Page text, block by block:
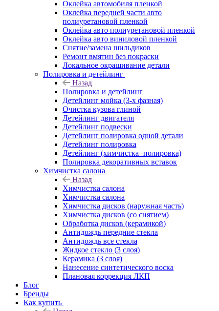
Оклейка автомобиля пленкой
Оклейка передней части авто
полиуретановой пленкой
Оклейка авто полиуретановой пленкой
Оклейка авто виниловой пленкой
Снятие/замена шильдиков
Ремонт вмятин без покраски
Локальное окрашивание детали
Полировка и детейлинг
Назад
Полировка и детейлинг
Детейлинг мойка (3-х фазная)
Очистка кузова глиной
Детейлинг двигателя
Детейлинг подвески
Детейлинг полировка одной детали
Детейлинг полировка
Детейлинг (химчистка+полировка)
Полировка декоративных вставок
Химчистка салона
Назад
Химчистка салона
Химчистка салона
Химчистка дисков (наружная часть)
Химчистка дисков (со снятием)
Обработка дисков (керамикой)
Антидождь передние стекла
Антидождь все стекла
Жидкое стекло (3 слоя)
Керамика (3 слоя)
Нанесение синтетического воска
Плановая коррекция ЛКП
Блог
Бренды
Как купить